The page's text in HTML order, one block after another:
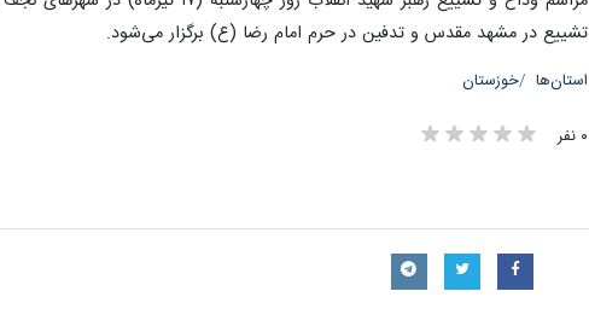
تشییع در مشهد مقدس و تدفین در حرم امام‌ رضا (ع) برگزار می‌شود.
استان‌ها خوزستان
۰ نفر